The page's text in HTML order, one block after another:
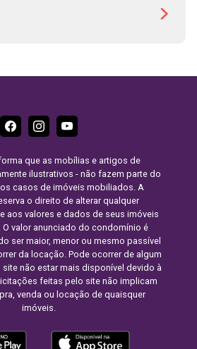
que as mobílias e artigos de
ilustrativos - não fazem parte do
casos de imóveis mobiliados. A
o direito de alterar qualquer
aos valores e dados de seus imóveis
O valor anunciado do condomínio é
ser maior, menor ou mesmo passível
da locação. Pode ocorrer de algum
não estar mais disponível devido à
feitas pelo site não implicam
venda ou locação de quaisquer
imóveis.